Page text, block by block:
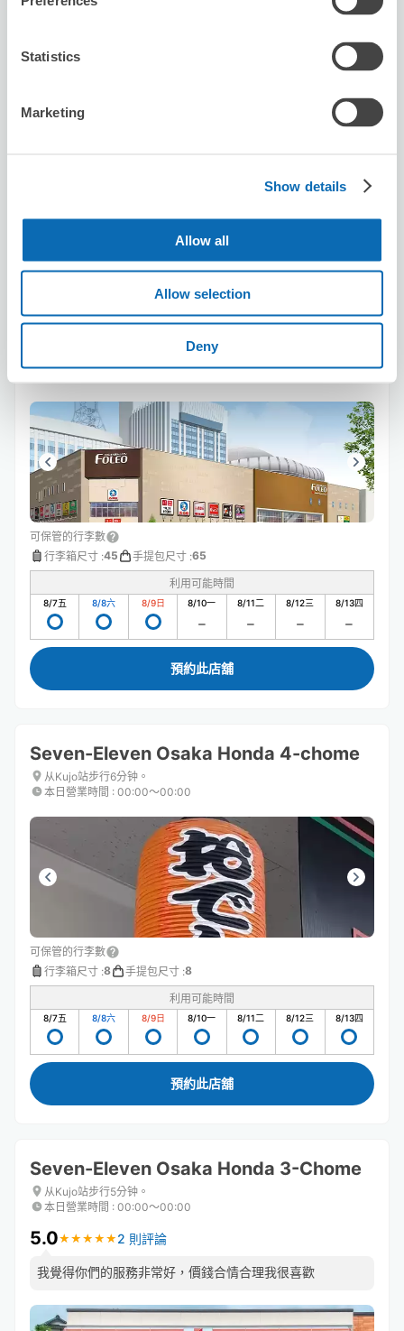
Statistics
Marketing
Show details
Allow all
Allow selection
Deny
Sports club NAS osakadome-city
从Dome-mae站步行6分钟。
10:00〜23:00
5.0★★★★★
★★★★★16 則評論
可保管的行李數
行李箱尺寸 :45 手提包尺寸 :65
利用可能時間
8/7五 8/8六 8/9日 8/10一 8/11二 8/12三 8/13四
預約此店舖
Seven-Eleven Osaka Honda 4-chome
从Kujo站步行6分钟。
本日營業時間 : 00:00〜00:00
可保管的行李數
行李箱尺寸 :8 手提包尺寸 :8
利用可能時間
8/7五 8/8六 8/9日 8/10一 8/11二 8/12三 8/13四
預約此店舖
Seven-Eleven Osaka Honda 3-Chome
从Kujo站步行5分钟。
本日營業時間 : 00:00〜00:00
5.0★ ★ ★ ★ ★
★ ★ ★ ★ ★ 2 則評論
我覺得你們的服務非常好，價錢合情合理我很喜歡